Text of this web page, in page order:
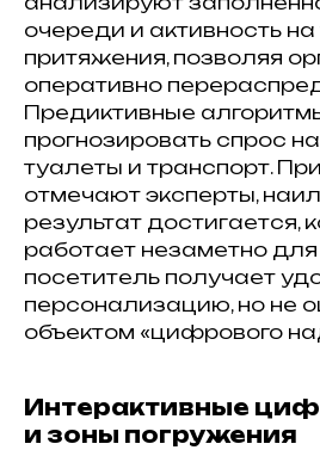
очереди и активность на
притяжения, позволяя
оперативно
Предиктивные
прогнозировать спрос
туалеты и транспорт.
отмечают эксперты,
результат достигается,
работает незаметно для
посетитель получает
персонализацию, но не
объектом «цифрового
Интерактивные
и зоны погружения